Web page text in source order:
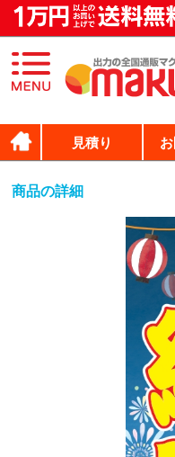
見積り
商品の詳細